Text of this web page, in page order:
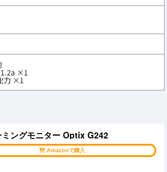
×1
力 ×1
ミングモニター Optix G242
Amazonで購入